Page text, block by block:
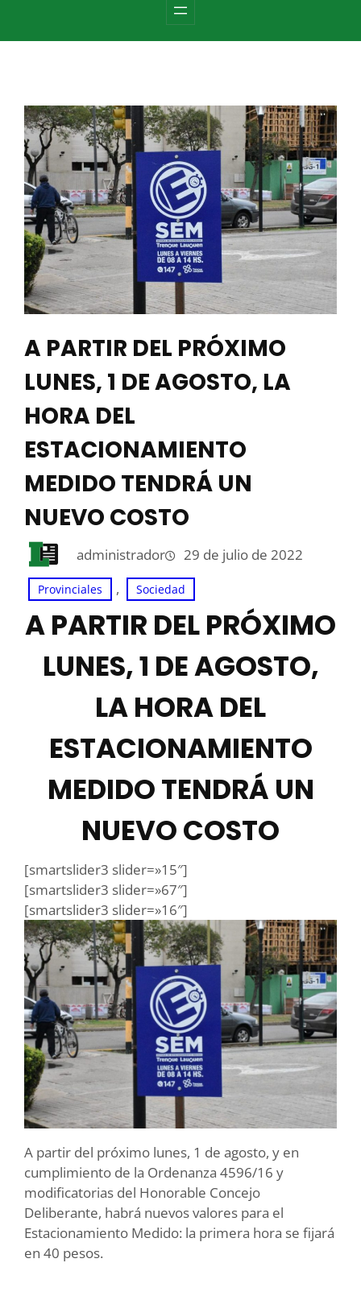
A PARTIR DEL PRÓXIMO
LUNES, 1 DE AGOSTO, LA
HORA DEL
ESTACIONAMIENTO
MEDIDO TENDRÁ UN
NUEVO COSTO
administrador 29 de julio de 2022
Provinciales , Sociedad
A PARTIR DEL PRÓXIMO
LUNES, 1 DE AGOSTO,
LA HORA DEL
ESTACIONAMIENTO
MEDIDO TENDRÁ UN
NUEVO COSTO
[smartslider3 slider=»15″]
[smartslider3 slider=»67″]
[smartslider3 slider=»16″]
A partir del próximo lunes, 1 de agosto, y en
cumplimiento de la Ordenanza 4596/16 y
modificatorias del Honorable Concejo
Deliberante, habrá nuevos valores para el
Estacionamiento Medido: la primera hora se fijará
en 40 pesos.